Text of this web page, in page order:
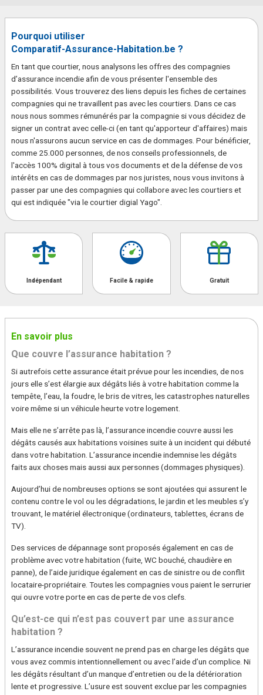
Pourquoi utiliser
Comparatif-Assurance-Habitation.be ?
En tant que courtier, nous analysons les offres des compagnies
d’assurance incendie afin de vous présenter l'ensemble des
possibilités. Vous trouverez des liens depuis les fiches de certaines
compagnies qui ne travaillent pas avec les courtiers. Dans ce cas
nous nous sommes rémunérés par la compagnie si vous décidez de
signer un contrat avec celle-ci (en tant qu'apporteur d'affaires) mais
nous n'assurons aucun service en cas de dommages. Pour bénéficier,
comme 25.000 personnes, de nos conseils professionnels, de
l'accès 100% digital à tous vos documents et de la défense de vos
intérêts en cas de dommages par nos juristes, nous vous invitons à
passer par une des compagnies qui collabore avec les courtiers et
qui est indiquée "via le courtier digial Yago".
Indépendant Facile & rapide Gratuit
En savoir plus
Que couvre l’assurance habitation ?
Si autrefois cette assurance était prévue pour les incendies, de nos
jours elle s’est élargie aux dégâts liés à votre habitation comme la
tempête, l’eau, la foudre, le bris de vitres, les catastrophes naturelles
voire même si un véhicule heurte votre logement.
Mais elle ne s’arrête pas là, l’assurance incendie couvre aussi les
dégâts causés aux habitations voisines suite à un incident qui débuté
dans votre habitation. L’assurance incendie indemnise les dégâts
faits aux choses mais aussi aux personnes (dommages physiques).
Aujourd’hui de nombreuses options se sont ajoutées qui assurent le
contenu contre le vol ou les dégradations, le jardin et les meubles s’y
trouvant, le matériel électronique (ordinateurs, tablettes, écrans de
TV).
Des services de dépannage sont proposés également en cas de
problème avec votre habitation (fuite, WC bouché, chaudière en
panne), de l’aide juridique également en cas de sinistre ou de conflit
locataire-propriétaire. Toutes les compagnies vous paient le serrurier
qui ouvre votre porte en cas de perte de vos clefs.
Qu’est-ce qui n’est pas couvert par une assurance
habitation ?
L’assurance incendie souvent ne prend pas en charge les dégâts que
vous avez commis intentionnellement ou avec l’aide d’un complice. Ni
les dégâts résultant d’un manque d’entretien ou de la détérioration
lente et progressive. L’usure est souvent exclue par les compagnies